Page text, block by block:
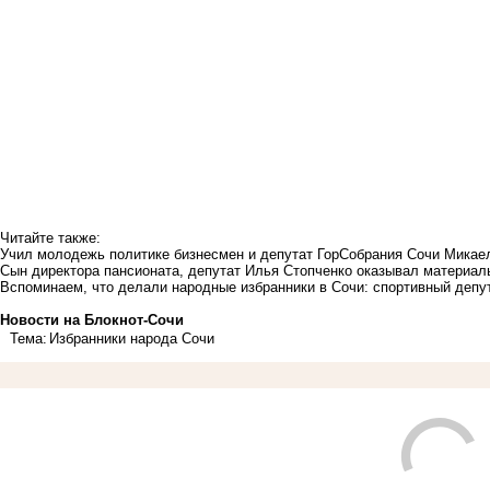
Читайте также:
Учил молодежь политике бизнесмен и депутат ГорСобрания Сочи
Сын директора пансионата, депутат Илья Стопченко оказывал
Вспоминаем, что делали народные избранники в Сочи: спортивный
Новости на Блoкнoт-Сочи
Тема: Избранники народа Сочи